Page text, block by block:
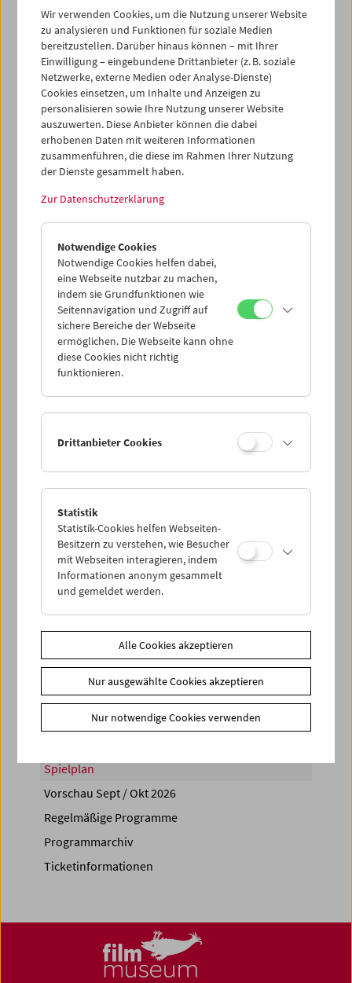
25
27 29
01
02
03 04 05 06 07
iCalender
Programmheft-PDF
English language or subtitles
< Vorherige Woche
Mo 28.5.
Di 29.5.
Mi 30.5.
Do 31.5.
Sa 2.6.
PROGRAMM ÜBERBLICK
Share on
Spielplan
Vorschau Sept / Okt 2026
Regelmäßige Programme
Programmarchiv
Ticketinformationen
Wir verwenden Cookies, um die Nutzung unserer Website
zu analysieren und Funktionen für soziale Medien
bereitzustellen. Darüber hinaus können – mit Ihrer
Einwilligung – eingebundene Drittanbieter (z. B. soziale
Netzwerke, externe Medien oder Analyse-Dienste)
Cookies einsetzen, um Inhalte und Anzeigen zu
personalisieren sowie Ihre Nutzung unserer Website
auszuwerten. Diese Anbieter können die dabei
erhobenen Daten mit weiteren Informationen
zusammenführen, die diese im Rahmen Ihrer Nutzung
der Dienste gesammelt haben.
Zur Datenschutzerklärung
Notwendige Cookies
Notwendige Cookies helfen dabei,
eine Webseite nutzbar zu machen,
indem sie Grundfunktionen wie
Seitennavigation und Zugriff auf
sichere Bereiche der Webseite
ermöglichen. Die Webseite kann ohne
diese Cookies nicht richtig
funktionieren.
Drittanbieter Cookies
Statistik
Statistik-Cookies helfen Webseiten-
Besitzern zu verstehen, wie Besucher
mit Webseiten interagieren, indem
Informationen anonym gesammelt
und gemeldet werden.
Alle Cookies akzeptieren
Nur ausgewählte Cookies akzeptieren
Nur notwendige Cookies verwenden